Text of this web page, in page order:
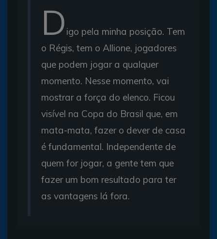
D igo pela minha posição. Tem
o Régis, tem o Allione, jogadores
que podem jogar a qualquer
momento. Nesse momento, vai
mostrar a força do elenco. Ficou
visível na Copa do Brasil que, em
mata-mata, fazer o dever de casa
é fundamental. Independente de
quem for jogar, a gente tem que
fazer um bom resultado para ter
as vantagens lá fora.